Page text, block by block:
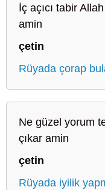
İç açıcı tabir
amin
çetin
Rüyada çorap
Ne güzel yorum
çıkar amin
çetin
Rüyada iyilik